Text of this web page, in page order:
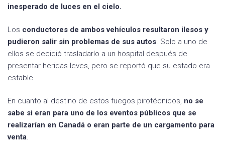
inesperado de luces en el cielo.
Los conductores de ambos vehículos resultaron ilesos y
pudieron salir sin problemas de sus autos. Solo a uno de
ellos se decidió trasladarlo a un hospital después de
presentar heridas leves, pero se reportó que su estado era
estable.
En cuanto al destino de estos fuegos pirotécnicos, no se
sabe si eran para uno de los eventos públicos que se
realizarían en Canadá o eran parte de un cargamento para
venta.